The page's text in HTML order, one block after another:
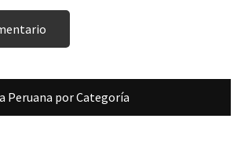
Peruana por Categoría